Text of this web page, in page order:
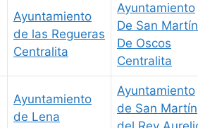
Ayuntamiento
de las Regueras
Centralita
Ayuntamiento
De San Martín
De Oscos
Centralita
Ayuntamiento
de Lena
Ayuntamiento
de San Martín